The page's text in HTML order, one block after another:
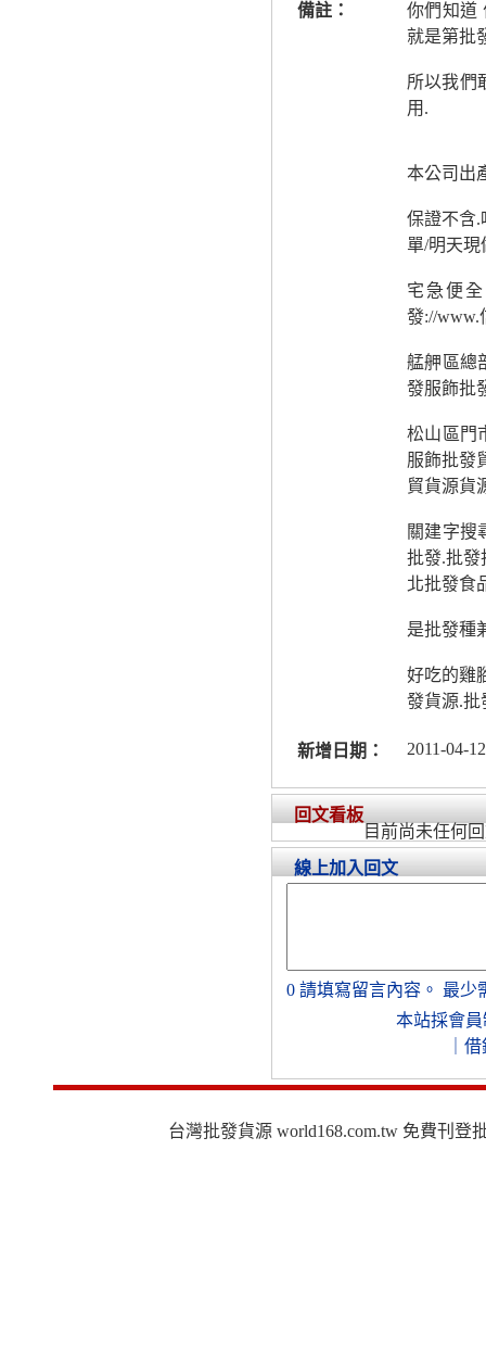
備註：
你們知道
就是第批
所以我們
用.
本公司出
保證不含.
單/明天現
宅急便
發://www.
艋舺區總
發服飾批
松山區門
服飾批發
貿貨源貨
關建字搜
批發.批發
北批發食
是批發種
好吃的雞
發貨源.批
新增日期： 2011-04-
回文看板
目前尚未任何
線上加入回文
0 請填寫留言內容。 最少
本站採會員
借
台灣批發貨源 world168.com.tw 免費刊登